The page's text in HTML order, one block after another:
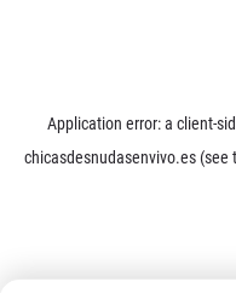
Application error: a client-
chicasdesnudasenvivo.es (see